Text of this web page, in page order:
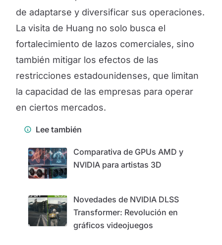
de adaptarse y diversificar sus operaciones.
La visita de Huang no solo busca el
fortalecimiento de lazos comerciales, sino
también mitigar los efectos de las
restricciones estadounidenses, que limitan
la capacidad de las empresas para operar
en ciertos mercados.
Lee también
Comparativa de GPUs AMD y
NVIDIA para artistas 3D
Novedades de NVIDIA DLSS
Transformer: Revolución en
gráficos videojuegos